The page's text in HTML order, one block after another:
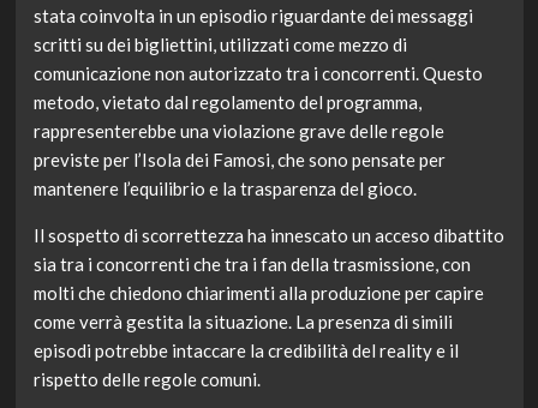
stata coinvolta in un episodio riguardante dei messaggi
scritti su dei bigliettini, utilizzati come mezzo di
comunicazione non autorizzato tra i concorrenti. Questo
metodo, vietato dal regolamento del programma,
rappresenterebbe una violazione grave delle regole
previste per l’Isola dei Famosi, che sono pensate per
mantenere l’equilibrio e la trasparenza del gioco.
Il sospetto di scorrettezza ha innescato un acceso dibattito
sia tra i concorrenti che tra i fan della trasmissione, con
molti che chiedono chiarimenti alla produzione per capire
come verrà gestita la situazione. La presenza di simili
episodi potrebbe intaccare la credibilità del reality e il
rispetto delle regole comuni.